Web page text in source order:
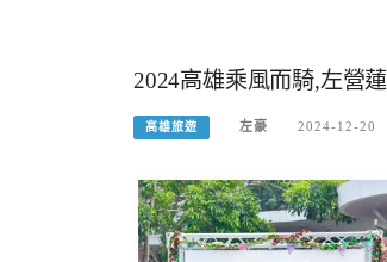
2024高雄乘風而騎,左營
高雄旅遊 左豪 2024-12-20